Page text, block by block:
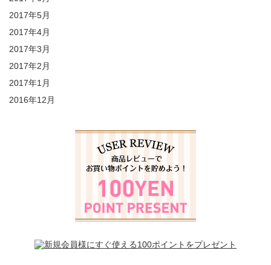
2017年5月
2017年4月
2017年3月
2017年2月
2017年1月
2016年12月